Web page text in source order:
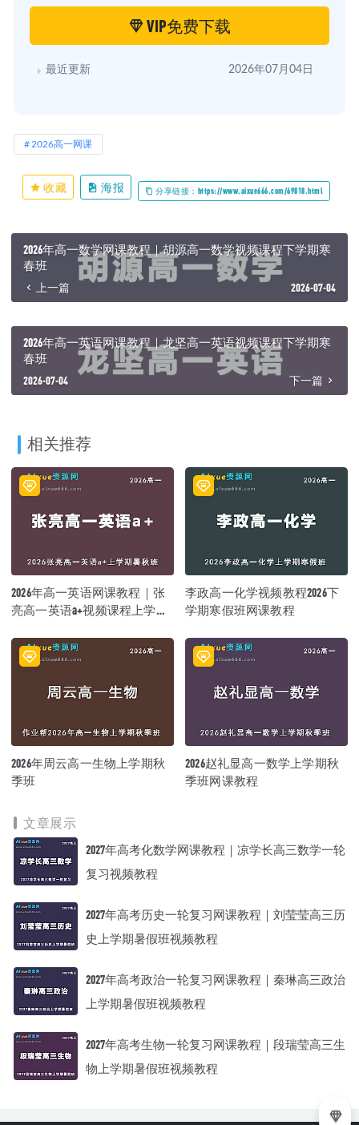
VIP免费下载
最近更新 2026年07月04日
2026高一网课
收藏 海报 分享链接：https://www.aixue666.com/69818.html
2026年高一数学网课教程｜胡源高一数学视频课程下学期寒
春班
上一篇 2026-07-04
2026年高一英语网课教程｜龙坚高一英语视频课程下学期寒
春班
2026-07-04 下一篇
相关推荐
2026年高一英语网课教程｜张
亮高一英语a+视频课程上学期
李政高一化学视频教程2026下
学期寒假班网课教程
2026年周云高一生物上学期秋
季班
2026赵礼显高一数学上学期秋
季班网课教程
文章展示
2027年高考化数学网课教程｜凉学长高三数学一轮
复习视频教程
2027年高考历史一轮复习网课教程｜刘莹莹高三历
史上学期暑假班视频教程
2027年高考政治一轮复习网课教程｜秦琳高三政治
上学期暑假班视频教程
2027年高考生物一轮复习网课教程｜段瑞莹高三生
物上学期暑假班视频教程